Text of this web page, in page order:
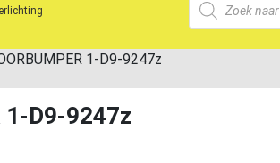
1-D9-9247z
1-D9-9247z